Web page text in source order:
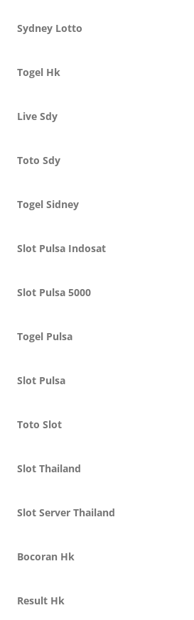
Sydney Lotto
Togel Hk
Live Sdy
Toto Sdy
Togel Sidney
Slot Pulsa Indosat
Slot Pulsa 5000
Togel Pulsa
Slot Pulsa
Toto Slot
Slot Thailand
Slot Server Thailand
Bocoran Hk
Result Hk